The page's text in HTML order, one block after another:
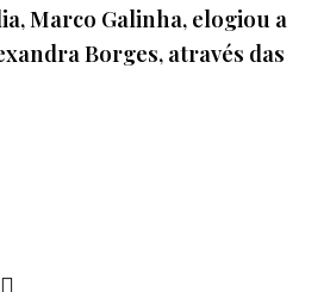
Marco Galinha, elogiou a
Borges, através das